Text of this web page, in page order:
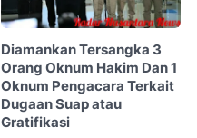
Diamankan Tersangka 3
Orang Oknum Hakim Dan 1
Oknum Pengacara Terkait
Dugaan Suap atau
Gratifikasi